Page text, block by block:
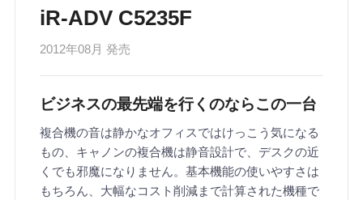
iR-ADV C5235F
2012年08月 発売
ビジネスの最先端を行くのならこの一台
複合機の音は静かなオフィスではけっこう気になる
もの、キャノンの複合機は静音設計で、デスクの近
くでも邪魔になりません。基本機能の使いやすさは
もちろん、大幅なコスト削減まで計算された機種で